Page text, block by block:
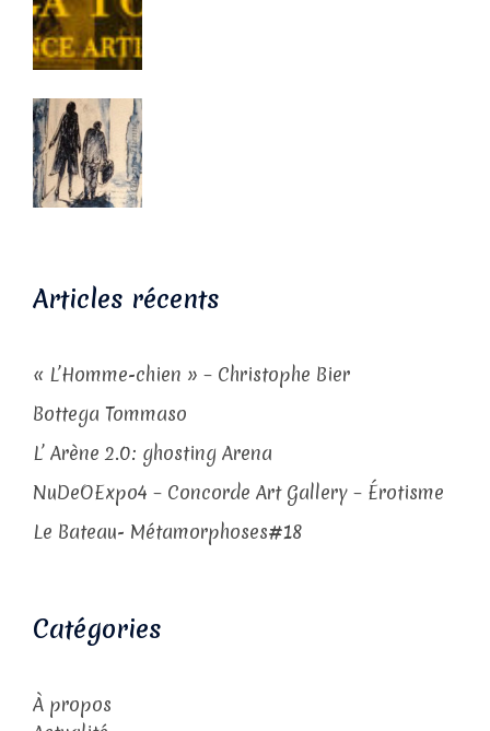
Articles récents
« L’Homme-chien » – Christophe Bier
Bottega Tommaso
L’ Arène 2.0: ghosting Arena
NuDeOExpo4 – Concorde Art Gallery – Érotisme
Le Bateau- Métamorphoses#18
Catégories
À propos